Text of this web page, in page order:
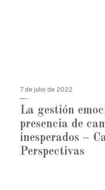
7 de julio de 2022
La gestión
presencia de
inesperados –
Perspectivas